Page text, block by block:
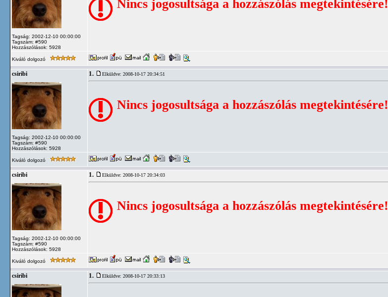
Tagság: 2002-12-10 00:00:00
Tagszám: #590
Hozzászólások: 5928
Nincs jogosultsága a hozzászólás megtekintésére!
Kiváló dolgozó
csiribi
Tagság: 2002-12-10 00:00:00
Tagszám: #590
Hozzászólások: 5928
1. Elküldve: 2008-10-17 20:34:51
Nincs jogosultsága a hozzászólás megtekintésére!
Kiváló dolgozó
csiribi
Tagság: 2002-12-10 00:00:00
Tagszám: #590
Hozzászólások: 5928
1. Elküldve: 2008-10-17 20:34:03
Nincs jogosultsága a hozzászólás megtekintésére!
Kiváló dolgozó
csiribi 1. Elküldve: 2008-10-17 20:33:13